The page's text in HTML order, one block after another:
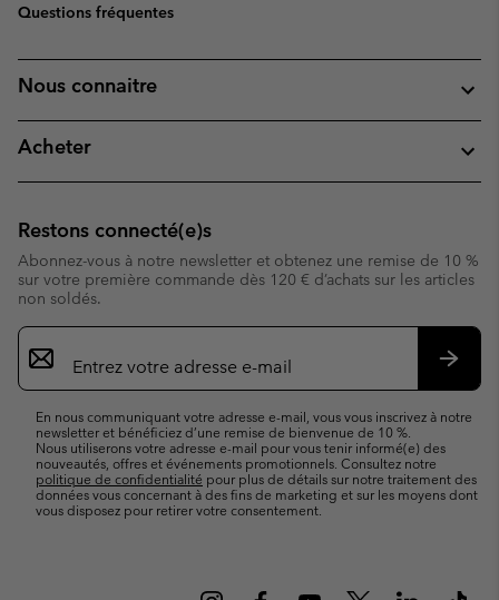
Questions fréquentes
Nous connaitre
Acheter
Restons connecté(e)s
Abonnez-vous à notre newsletter et obtenez une remise de 10 %
sur votre première commande dès 120 € d’achats sur les articles
non soldés.
Inscription
par
e-
En nous communiquant votre adresse e-mail, vous vous inscrivez à notre
newsletter et bénéficiez d’une remise de bienvenue de 10 %.
Nous utiliserons votre adresse e-mail pour vous tenir informé(e) des
nouveautés, offres et événements promotionnels. Consultez notre
politique de confidentialité pour plus de détails sur notre traitement des
données vous concernant à des fins de marketing et sur les moyens dont
vous disposez pour retirer votre consentement.